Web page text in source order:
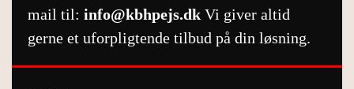
mail til: info@kbhpejs.dk Vi giver altid
gerne et uforpligtende tilbud på din løsning.